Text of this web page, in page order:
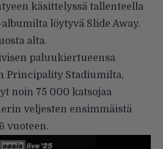
käsittelyssä tallenteella
löytyvä Slide Away.
alta.
paluukiertueensa
Principality Stadiumilta,
noin 75 000 katsojaa
veljesten ensimmäistä
vuoteen.